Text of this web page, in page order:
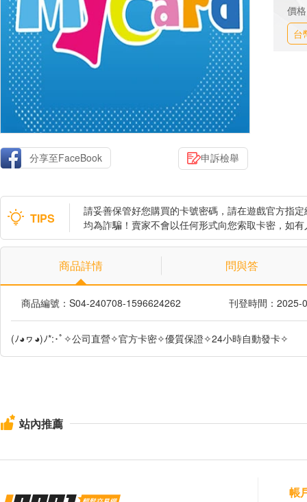
分享至FaceBook 申訴檢舉
價格
台
TIPS
請妥善保管好您購買的卡號密碼，請在遊戲官方指
均為詐騙！賣家不會以任何形式向您索取卡密，如
商品詳情 問與答
商品編號：S04-240708-1596624262 刊登時間：2025-
(ﾉ◕ヮ◕)ﾉ*:･ﾟ✧公司直營✧官方卡密✧優質保證✧24小時自動發卡✧
站內推薦
帳